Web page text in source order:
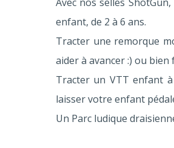
enfant, de 2 à 6 ans.
Tracter une remorque
aider à avancer :) ou
Tracter un VTT enfant
laisser votre enfant
Un Parc ludique